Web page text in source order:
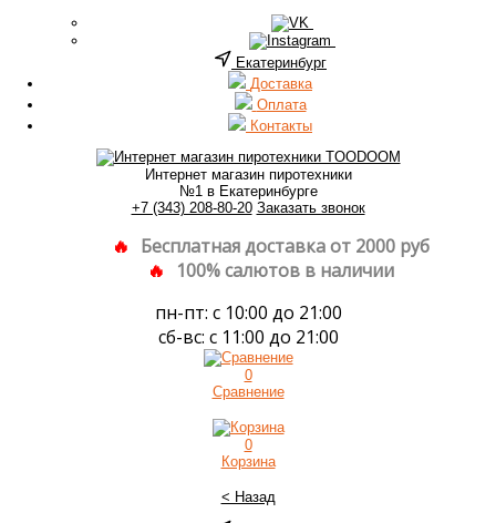
Екатеринбург
Доставка
Оплата
Контакты
Интернет магазин пиротехники
№1 в Екатеринбурге
+7 (343) 208-80-20 Заказать звонок
Бесплатная доставка от 2000 руб
100% салютов в наличии
пн-пт: с 10:00 до 21:00
сб-вс: с 11:00 до 21:00
0
Сравнение
0
Корзина
< Назад